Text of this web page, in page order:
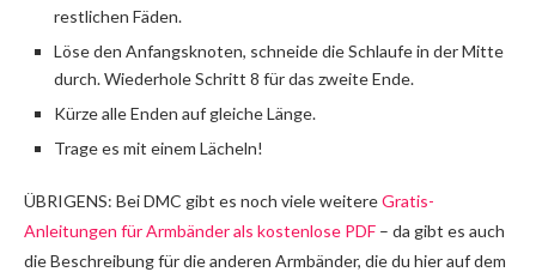
restlichen Fäden.
Löse den Anfangsknoten, schneide die Schlaufe in der Mitte
durch. Wiederhole Schritt 8 für das zweite Ende.
Kürze alle Enden auf gleiche Länge.
Trage es mit einem Lächeln!
ÜBRIGENS: Bei DMC gibt es noch viele weitereGratis-
Anleitungen für Armbänder als kostenlose PDF – da gibt es auch
die Beschreibung für die anderen Armbänder, die du hier auf dem